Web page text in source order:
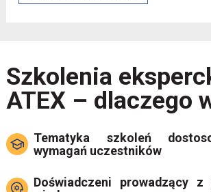
Szkolenia
ATEX – dlaczego
Tematyka szkoleń
wymagań uczestników
Doświadczeni prowadzący z